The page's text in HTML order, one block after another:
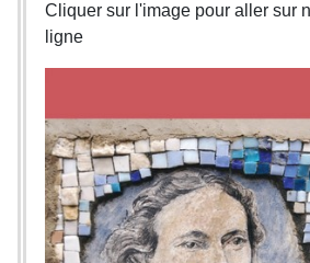
Cliquer sur l'image pour aller sur
ligne